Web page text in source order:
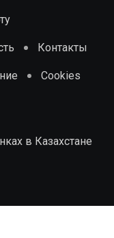
Контакты
Cookies
в Казахстане